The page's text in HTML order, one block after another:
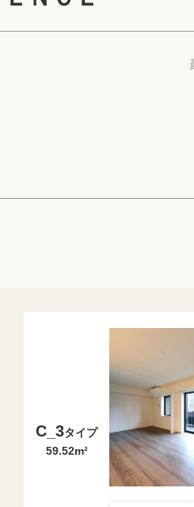
C_3タイプ
59.52m²